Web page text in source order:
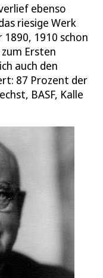
ebenso
riesige Werk
1910 schon
Ersten
auch den
87 Prozent der
BASF, Kalle